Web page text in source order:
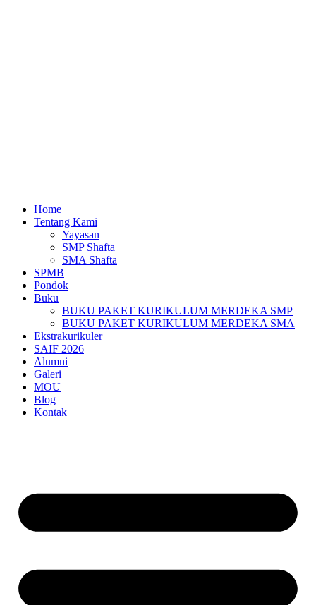
Home
Tentang Kami
Yayasan
SMP Shafta
SMA Shafta
SPMB
Pondok
Buku
BUKU PAKET KURIKULUM MERDEKA SMP
BUKU PAKET KURIKULUM MERDEKA SMA
Ekstrakurikuler
SAIF 2026
Alumni
Galeri
MOU
Blog
Kontak